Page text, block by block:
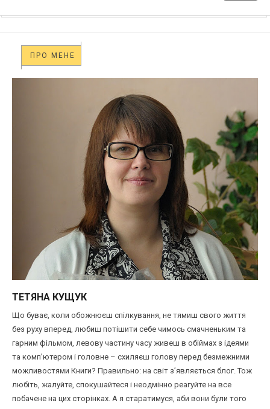
ПРО МЕНЕ
ТЕТЯНА КУЩУК
Що буває, коли обожнюєш спілкування, не тямиш свого життя
без руху вперед, любиш потішити себе чимось смачненьким та
гарним фільмом, левову частину часу живеш в обіймах з ідеями
та комп’ютером і головне – схиляєш голову перед безмежними
можливостями Книги? Правильно: на світ з’являється блог. Тож
любіть, жалуйте, спокушайтеся і неодмінно реагуйте на все
побачене на цих сторінках. А я старатимуся, аби вони були того